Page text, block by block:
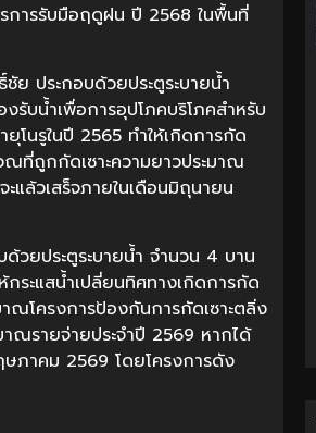
การรับมือฤดูฝน ปี 2568 ในพื้นที่
ย ประกอบด้วยประตูระบายน้ำ
รับน้ำเพื่อการอุปโภคบริโภคสำหรับ
โนรูในปี 2565 ทำให้เกิดการกัด
ณที่ถูกกัดเซาะความยาวประมาณ
แล้วเสร็จภายในเดือนมิถุนายน
วยประตูระบายน้ำ จำนวน 4 บาน
ระแสน้ำเปลี่ยนทิศทางเกิดการกัด
ณโครงการป้องกันการกัดเซาะตลิ่ง
ณรายจ่ายประจำปี 2569 หากได้
ษภาคม 2569 โดยโครงการดัง